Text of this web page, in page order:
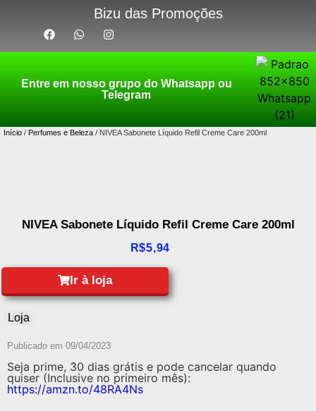
Bizu das Promoções
Entre em nosso grupo do Whatsapp ou
Telegram
Início / Perfumes e Beleza / NIVEA Sabonete Líquido Refil Creme Care 200ml
NIVEA Sabonete Líquido Refil Creme Care 200ml
R$5,94
Ir à loja
Loja
Publicado em 09/04/2023
Seja prime, 30 dias grátis e pode cancelar quando
quiser (Inclusive no primeiro mês):
https://amzn.to/48RA4Ns